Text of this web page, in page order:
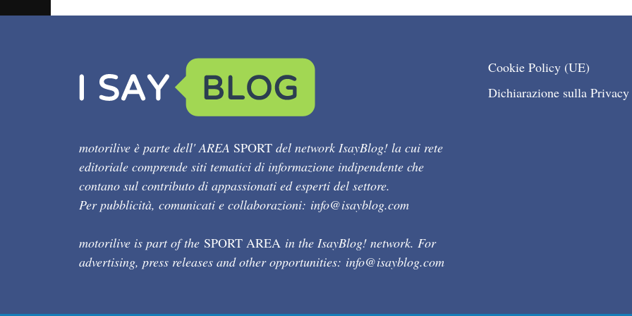
motorilive è parte dell' AREA SPORT del network IsayBlog! la cui rete
editoriale comprende siti tematici di informazione indipendente che
contano sul contributo di appassionati ed esperti del settore.
Per pubblicità, comunicati e collaborazioni: info@isayblog.com
motorilive is part of the SPORT AREA in the IsayBlog! network. For
advertising, press releases and other opportunities: info@isayblog.com
Cookie Policy (UE)
Dichiarazione sulla